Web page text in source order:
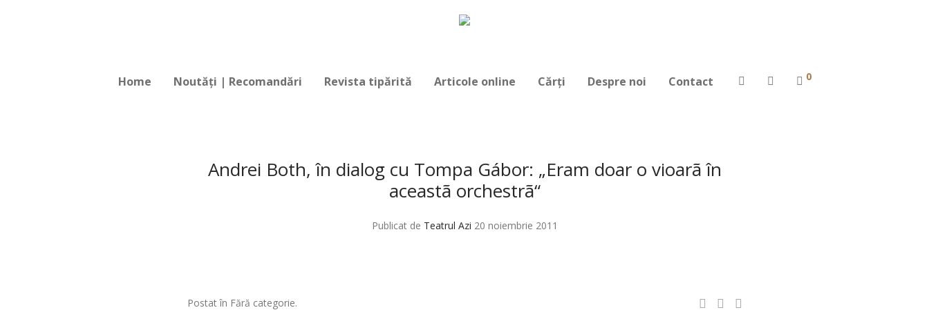
Home Noutăți | Recomandări Revista tipărită Articole online Cărți Despre noi Contact 0
Andrei Both, în dialog cu Tompa Gábor: „Eram doar o vioarã în
aceastã orchestrã“
Publicat de Teatrul Azi 20 noiembrie 2011
Postat în Fără categorie.